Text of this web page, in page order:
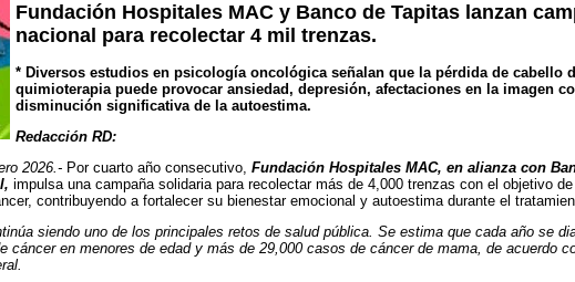
Fundación Hospitales MAC y Banco de Tapitas lanzan
nacional para recolectar 4 mil trenzas.
* Diversos estudios en psicología oncológica señalan que la pérdida de cabello
quimioterapia puede provocar ansiedad, depresión, afectaciones en la imagen
disminución significativa de la autoestima.
Redacción RD:
2026.- Por cuarto año consecutivo, Fundación Hospitales MAC, en alianza con
impulsa una campaña solidaria para recolectar más de 4,000 trenzas con el objetivo
contribuyendo a fortalecer su bienestar emocional y autoestima durante el
siendo uno de los principales retos de salud pública. Se estima que cada año se
cáncer en menores de edad y más de 29,000 casos de cáncer de mama, de acuerdo